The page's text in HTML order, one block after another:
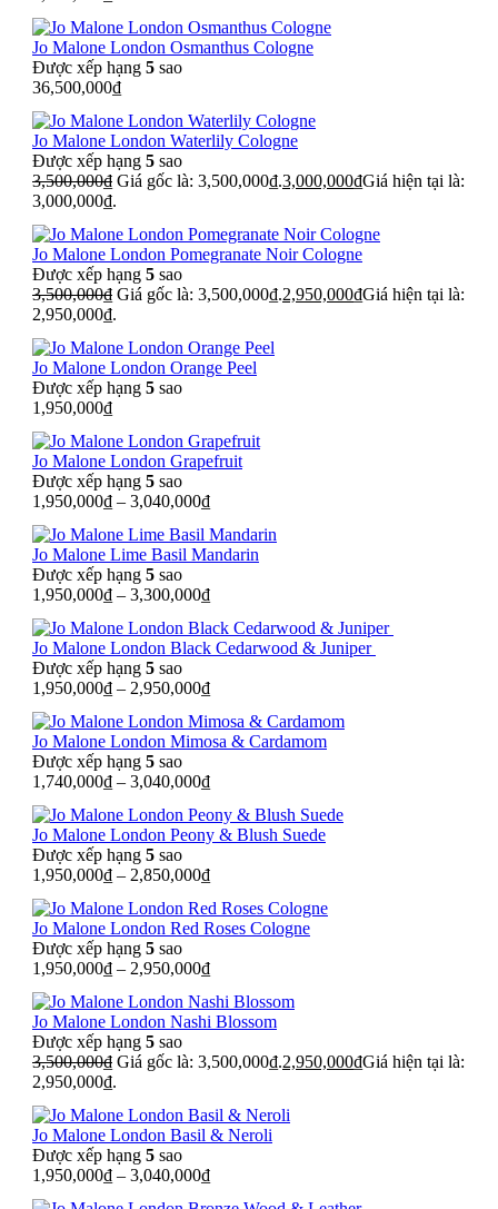
Jo Malone London Osmanthus Cologne
Được xếp hạng 5 sao
36,500,000₫
Jo Malone London Waterlily Cologne
Được xếp hạng 5 sao
3,500,000₫ Giá gốc là: 3,500,000₫.3,000,000₫Giá hiện tại là:
3,000,000₫.
Jo Malone London Pomegranate Noir Cologne
Được xếp hạng 5 sao
3,500,000₫ Giá gốc là: 3,500,000₫.2,950,000₫Giá hiện tại là:
2,950,000₫.
Jo Malone London Orange Peel
Được xếp hạng 5 sao
1,950,000₫
Jo Malone London Grapefruit
Được xếp hạng 5 sao
1,950,000₫ – 3,040,000₫
Jo Malone Lime Basil Mandarin
Được xếp hạng 5 sao
1,950,000₫ – 3,300,000₫
Jo Malone London Black Cedarwood & Juniper
Được xếp hạng 5 sao
1,950,000₫ – 2,950,000₫
Jo Malone London Mimosa & Cardamom
Được xếp hạng 5 sao
1,740,000₫ – 3,040,000₫
Jo Malone London Peony & Blush Suede
Được xếp hạng 5 sao
1,950,000₫ – 2,850,000₫
Jo Malone London Red Roses Cologne
Được xếp hạng 5 sao
1,950,000₫ – 2,950,000₫
Jo Malone London Nashi Blossom
Được xếp hạng 5 sao
3,500,000₫ Giá gốc là: 3,500,000₫.2,950,000₫Giá hiện tại là:
2,950,000₫.
Jo Malone London Basil & Neroli
Được xếp hạng 5 sao
1,950,000₫ – 3,040,000₫